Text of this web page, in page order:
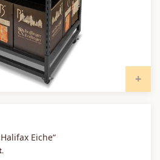
Eiche“